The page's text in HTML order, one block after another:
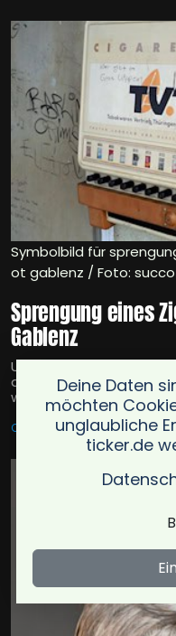
Symbolbild für
ot gablenz / Foto: succo
Sprengung eines
Gablenz
Unbekannte sprengten
der Ernst-Enge-Straße
wurde entwendet,
CHEMNITZ 07.01.2026
Deine Daten
möchten
unglaubliche
ticker.de